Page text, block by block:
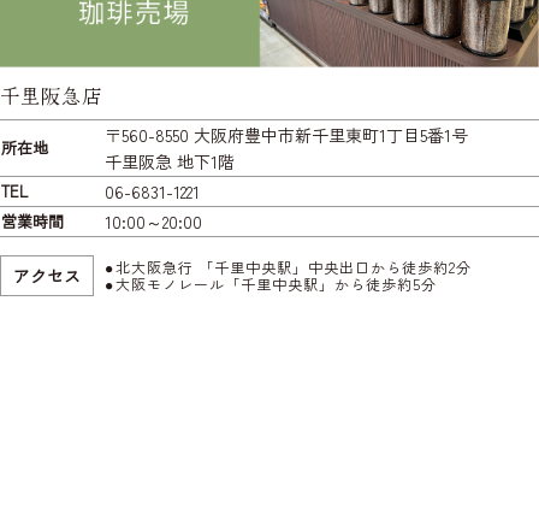
千里阪急店
所在地
〒560-8550 大阪府豊中市新千里東町1丁目5番1号
千里阪急 地下1階
TEL 06-6831-1221
営業時間 10:00～20:00
アクセス
北大阪急行 「千里中央駅」中央出口から徒歩約2分
大阪モノレール「千里中央駅」から徒歩約5分